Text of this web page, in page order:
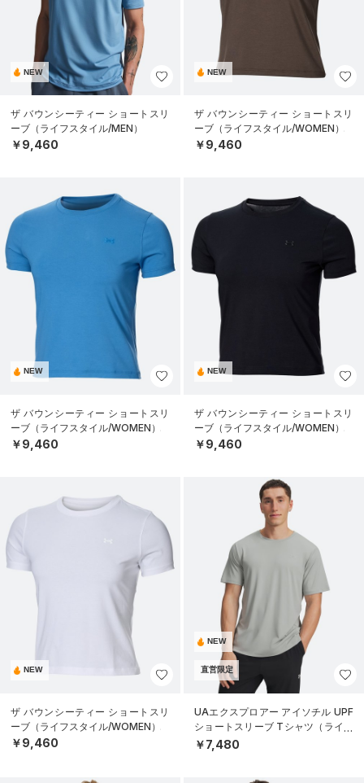
NEW
ザ バウンシーティー ショートスリ
ーブ（ライフスタイル/MEN）
￥9,460
NEW
ザ バウンシーティー ショートスリ
ーブ（ライフスタイル/WOMEN）
￥9,460
NEW
ザ バウンシーティー ショートスリ
ーブ（ライフスタイル/WOMEN）
￥9,460
NEW
ザ バウンシーティー ショートスリ
ーブ（ライフスタイル/WOMEN）
￥9,460
NEW
ザ バウンシーティー ショートスリ
ーブ（ライフスタイル/WOMEN）
￥9,460
NEW
直営限定
UAエクスプロアー アイソチル UPF
ショートスリーブ Tシャツ（ライフ
スタイル/MEN）
￥7,480